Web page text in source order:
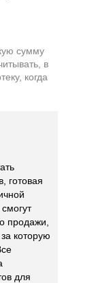
сумму
в
когда
готовая
продажи,
которую
для